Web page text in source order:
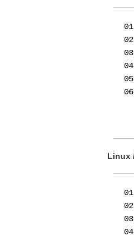
Linux